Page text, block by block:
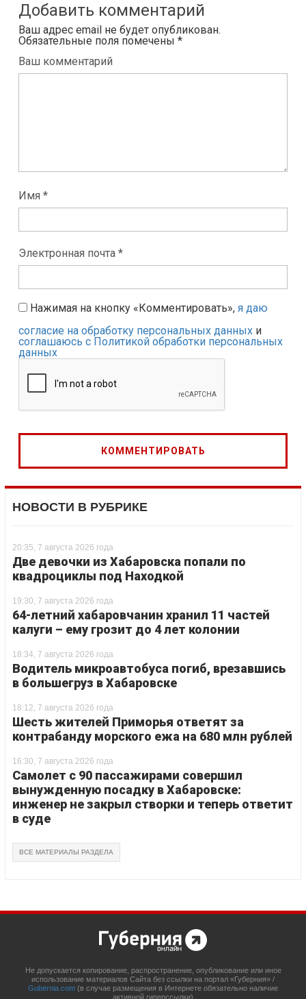
Добавить комментарий
Ваш адрес email не будет опубликован.
Обязательные поля помечены *
Ваш комментарий
Имя *
Электронная почта *
Нажимая на кнопку «Комментировать», я даю
согласие на обработку персональных данных и
соглашаюсь с Политикой обработки персональных
данных
НОВОСТИ В РУБРИКЕ
20:35, 7 августа 2026 года
Две девочки из Хабаровска попали по
квадроциклы под Находкой
19:30, 7 августа 2026 года
64-летний хабаровчанин хранил 11 частей
калуги – ему грозит до 4 лет колонии
18:34, 7 августа 2026 года
Водитель микроавтобуса погиб, врезавшись
в большегруз в Хабаровске
18:12, 7 августа 2026 года
Шесть жителей Приморья ответят за
контрабанду морского ежа на 680 млн рублей
16:30, 7 августа 2026 года
Самолет с 90 пассажирами совершил
вынужденную посадку в Хабаровске:
инженер не закрыл створки и теперь ответит
в суде
ВСЕ МАТЕРИАЛЫ РАЗДЕЛА
Не допускается копирование, распространение, опубликование или иное
использование материалов Сайта без ссылки на портал «Губерния» /
Gubernia.com (в случае размещения в Интернете обязательно наличие
активной гиперссылки)